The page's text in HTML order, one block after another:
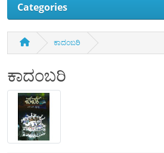
Categories
ಕಾದಂಬರಿ
ಕಾದಂಬರಿ